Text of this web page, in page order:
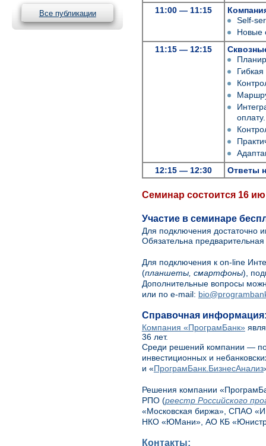
Все публикации 11:00 — 11:15
Self-
Новые
11:15 — 12:15
оплату.
12:15 — 12:30
Ответы
Семинар состоится 16
Участие в семинаре
Для подключения достаточно
Обязательна
Для подключения к on-line
(планшеты, смартфоны),
Дополнительные вопросы
или по e-mail:
Справочная
Компания «ПрограмБанк»
36 лет.
Среди решений компании —
инвестиционных и
и «ПрограмБанк.БизнесАнализ
Решения компании
РПО (реестр Российского
«Московская биржа», СПАО
НКО «ЮМани», АО КБ
Контакты: